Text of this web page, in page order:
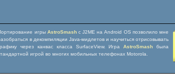
игры AstroSmashс J2ME на Android OS позволило мне
в декомпиляции Java-мидлетов и научиться отрисовывать
через канвас класса SurfaceView. ИграAstroSmash была
игрой во многих мобильных телефонах Motorola.